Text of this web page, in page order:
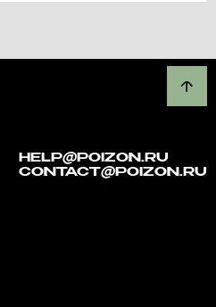
HELP@POIZON.RU
CONTACT@POIZON.RU